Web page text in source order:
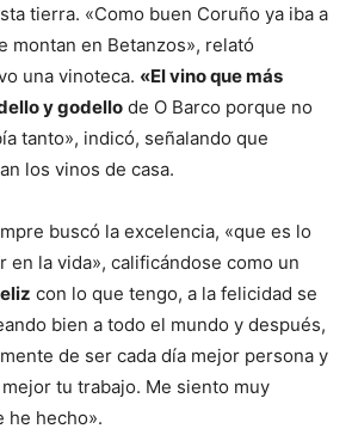
tierra. «Como buen Coruño ya iba a
montan en Betanzos», relató
una vinoteca. «El vino que más
y godello de O Barco porque no
tanto», indicó, señalando que
los vinos de casa.
buscó la excelencia, «que es lo
en la vida», calificándose como un
con lo que tengo, a la felicidad se
bien a todo el mundo y después,
de ser cada día mejor persona y
tu trabajo. Me siento muy
he hecho».